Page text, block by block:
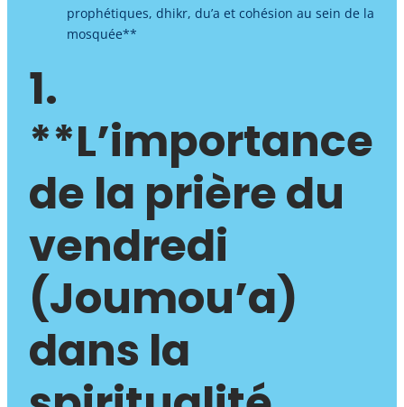
prophétiques, dhikr, du’a et cohésion au sein de la
mosquée**
1.
**L’importance
de la prière du
vendredi
(Joumou’a)
dans la